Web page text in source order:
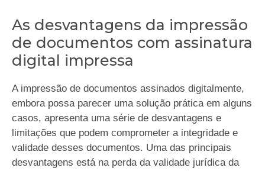
As desvantagens da impressão
de documentos com assinatura
digital impressa
A impressão de documentos assinados digitalmente,
embora possa parecer uma solução prática em alguns
casos, apresenta uma série de desvantagens e
limitações que podem comprometer a integridade e
validade desses documentos. Uma das principais
desvantagens está na perda da validade jurídica da